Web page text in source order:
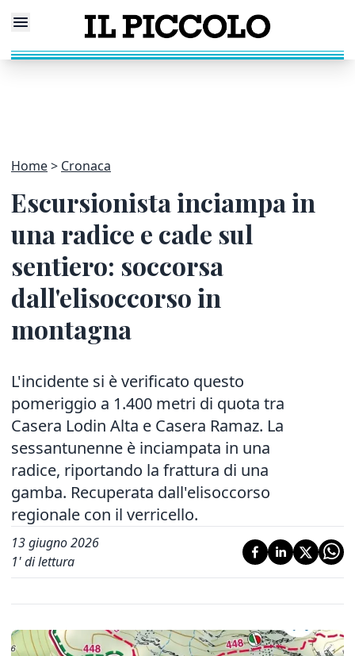
Home Cronaca
Escursionista inciampa in
una radice e cade sul
sentiero: soccorsa
dall'elisoccorso in
montagna
L'incidente si è verificato questo
pomeriggio a 1.400 metri di quota tra
Casera Lodin Alta e Casera Ramaz. La
sessantunenne è inciampata in una
radice, riportando la frattura di una
gamba. Recuperata dall'elisoccorso
regionale con il verricello.
13 giugno 2026
1' di lettura